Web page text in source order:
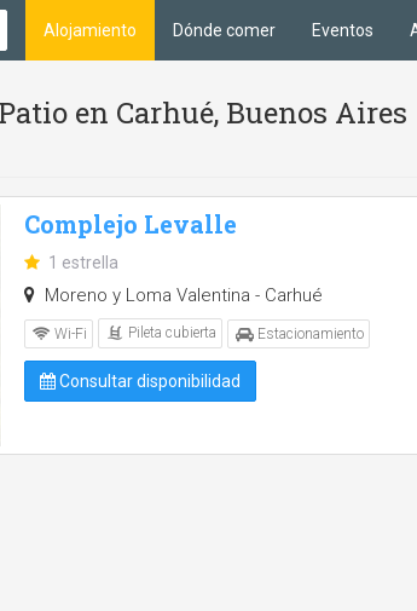
Alojamiento Dónde comer Eventos
en Carhué, Buenos Aires
Complejo Levalle
1 estrella
Moreno y Loma Valentina - Carhué
Wi-Fi Pileta cubierta Estacionamiento
Consultar disponibilidad